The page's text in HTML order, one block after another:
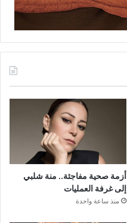
أزمة صحية مفاجئة.. منة شلبي
إلى غرفة العمليات
منذ ساعة واحدة